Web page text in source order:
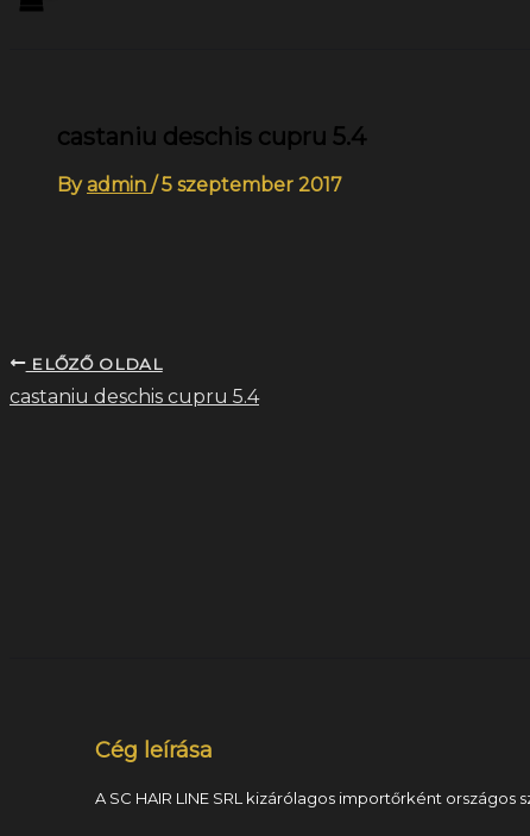
castaniu deschis cupru 5.4
By admin /5 szeptember 2017
ELŐZŐ OLDAL
castaniu deschis cupru 5.4
Cég leírása
A SC HAIR LINE SRL kizárólagos importőrként